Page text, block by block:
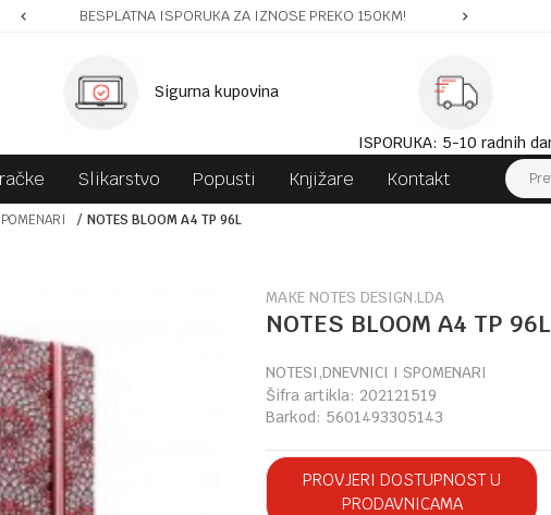
BESPLATNA ISPORUKA ZA IZNOSE PREKO 150KM!
Sigurna kupovina
ISPORUKA: 5-10 radnih
Slikarstvo Popusti Knjižare Kontakt
NOTES BLOOM A4 TP 96L
MAKE NOTES DESIGN.LDA
NOTES BLOOM A4 TP 96L
NOTESI,DNEVNICI I SPOMENARI
Šifra artikla: 202121519
Barkod: 5601493305143
PROVJERI DOSTUPNOST U
PRODAVNICAMA